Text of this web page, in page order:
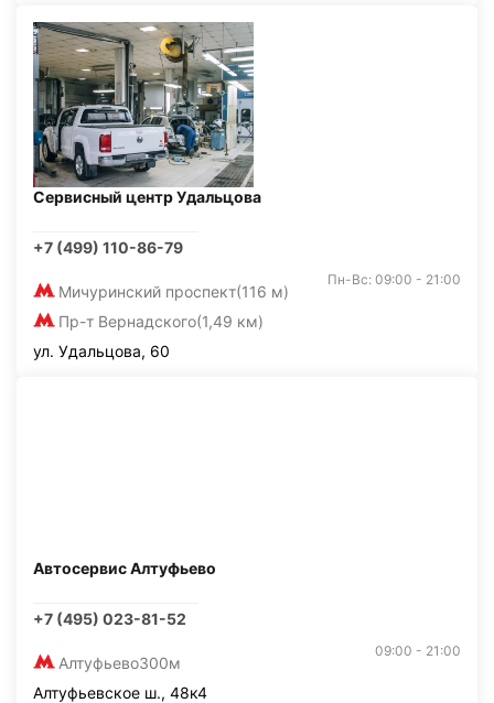
Сервисный центр Удальцова
+7 (499) 110-86-79
Мичуринский проспект(116 м)
Пр-т Вернадского(1,49 км)
Пн-Вс: 09:00 - 21:00
ул. Удальцова, 60
Автосервис Алтуфьево
+7 (495) 023-81-52
Алтуфьево300м
09:00 - 21:00
Алтуфьевское ш., 48к4